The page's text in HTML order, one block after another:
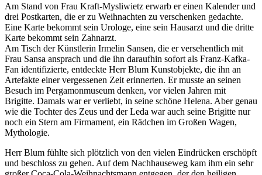
Am Stand von Frau Kraft-Mysliwietz erwarb er einen Kalender und
drei Postkarten, die er zu Weihnachten zu verschenken gedachte.
Eine Karte bekommt sein Urologe, eine sein Hausarzt und die dritte
Karte bekommt sein Zahnarzt.
Am Tisch der Künstlerin Irmelin Sansen, die er versehentlich mit
Frau Sansa ansprach und die ihn daraufhin sofort als Franz-Kafka-
Fan identifizierte, entdeckte Herr Blum Kunstobjekte, die ihn an
Artefakte einer vergessenen Zeit erinnerten. Er musste an seinen
Besuch im Pergamonmuseum denken, vor vielen Jahren mit
Brigitte. Damals war er verliebt, in seine schöne Helena. Aber genau
wie die Tochter des Zeus und der Leda war auch seine Brigitte nur
noch ein Stern am Firmament, ein Rädchen im Großen Wagen,
Mythologie.
Herr Blum fühlte sich plötzlich von den vielen Eindrücken erschöpft
und beschloss zu gehen. Auf dem Nachhauseweg kam ihm ein sehr